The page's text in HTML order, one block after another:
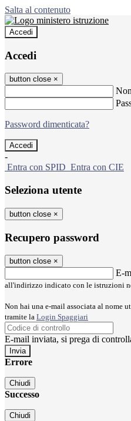
Salta al contenuto
Accedi
Accedi
button close ×
Password dimenticata?
-
Entra con SPID Entra con CIE
Seleziona utente
button close ×
Recupero password
button close ×
E-
all'indirizzo indicato con le istruzioni
Non hai una e-mail associata al nome
tramite la Login Spaggiari
E-mail inviata, si prega di
Errore
Chiudi
Successo
Chiudi